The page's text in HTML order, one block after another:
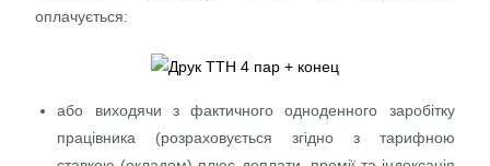
оплачується:
або виходячи з фактичного одноденного заробітку
працівника (розраховується згідно з тарифною